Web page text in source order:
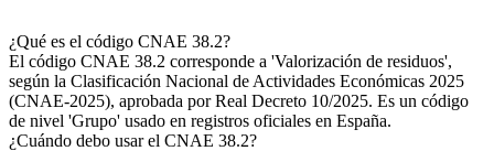
¿Qué es el código CNAE 38.2?
El código CNAE 38.2 corresponde a 'Valorización de residuos',
según la Clasificación Nacional de Actividades Económicas 2025
(CNAE-2025), aprobada por Real Decreto 10/2025. Es un código
de nivel 'Grupo' usado en registros oficiales en España.
¿Cuándo debo usar el CNAE 38.2?